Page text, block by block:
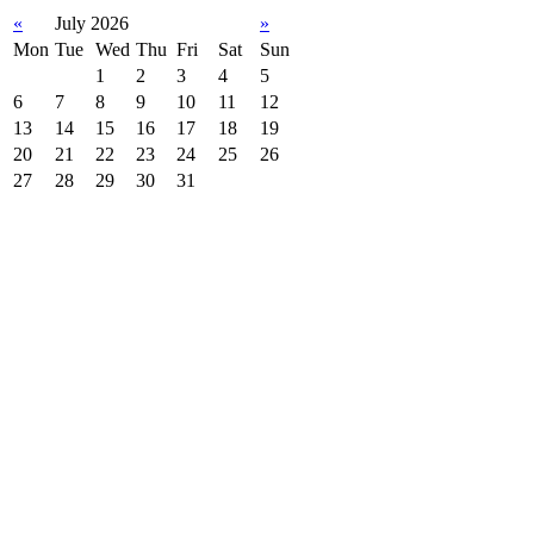
« July 2026
»
Mon Tue Wed Thu Fri Sat
Sun
1
2 3 4
5
6
7 8 9 10 11
12
13
14 15 16 17 18
19
20
21 22 23 24 25
26
27
28 29 30 31